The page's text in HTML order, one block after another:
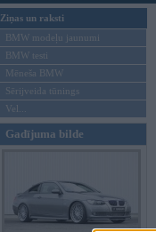
Ziņas un raksti
BMW modeļu jaunumi
BMW testi
Mēneša BMW
Sērijveida tūnings
Vel...
Gadījuma bilde